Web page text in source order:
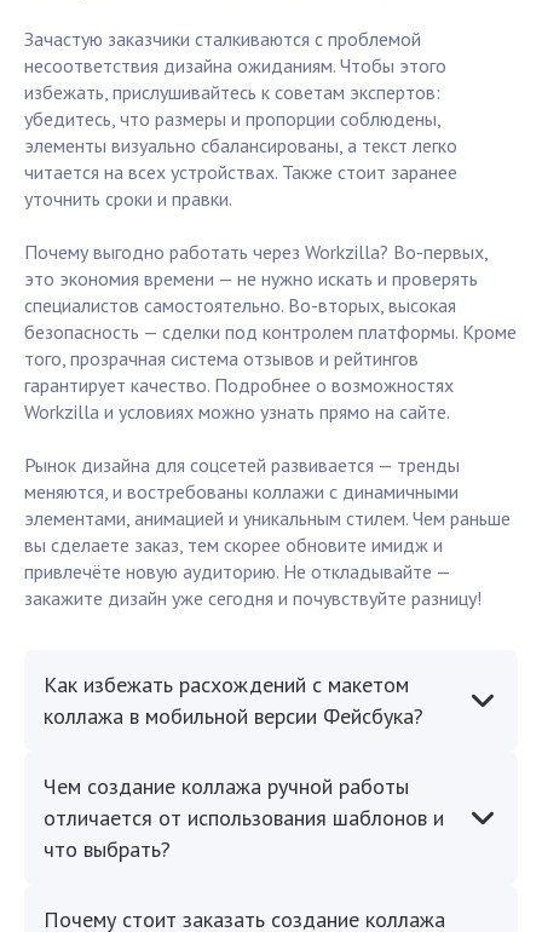
Зачастую заказчики сталкиваются с проблемой
несоответствия дизайна ожиданиям. Чтобы этого
избежать, прислушивайтесь к советам экспертов:
убедитесь, что размеры и пропорции соблюдены,
элементы визуально сбалансированы, а текст легко
читается на всех устройствах. Также стоит заранее
уточнить сроки и правки.
Почему выгодно работать через Workzilla? Во-первых,
это экономия времени — не нужно искать и проверять
специалистов самостоятельно. Во-вторых, высокая
безопасность — сделки под контролем платформы. Кроме
того, прозрачная система отзывов и рейтингов
гарантирует качество. Подробнее о возможностях
Workzilla и условиях можно узнать прямо на сайте.
Рынок дизайна для соцсетей развивается — тренды
меняются, и востребованы коллажи с динамичными
элементами, анимацией и уникальным стилем. Чем раньше
вы сделаете заказ, тем скорее обновите имидж и
привлечёте новую аудиторию. Не откладывайте —
закажите дизайн уже сегодня и почувствуйте разницу!
Как избежать расхождений с макетом
коллажа в мобильной версии Фейсбука?
Чем создание коллажа ручной работы
отличается от использования шаблонов и
что выбрать?
Почему стоит заказать создание коллажа